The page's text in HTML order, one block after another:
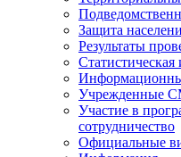
Защита
Результаты
Учрежденные
Участие в
сотрудничество
Официальные